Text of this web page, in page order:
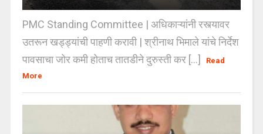
PMC Standing Committee | अधिकाऱ्यांनी रस्त्यावर
उतरून खड्ड्यांची पाहणी करावी | श्रीनाथ भिमाले यांचे निर्देश
पावसाचा जोर कमी होताच तातडीने दुरुस्ती कर [...]
Read
More